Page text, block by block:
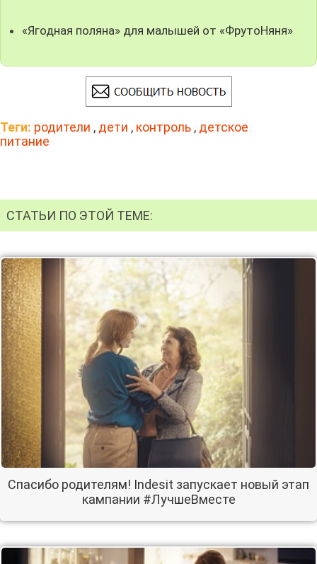
«Ягодная поляна» для малышей от «ФрутоНяня»
Теги: родители , дети , контроль , детское
питание
СТАТЬИ ПО ЭТОЙ ТЕМЕ:
Спасибо родителям! Indesit запускает новый этап
кампании #ЛучшеВместе